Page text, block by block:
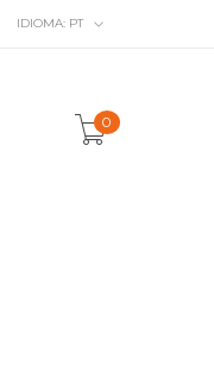
IDIOMA: PT
0